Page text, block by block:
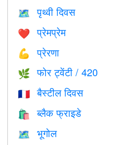
🗺️ पृथ्वी दिवस
❤️️ प्रेमप्रेम
💪 प्रेरणा
🌿 फोर ट्वेंटी / 420
🇫🇷 बैस्टील दिवस
🛍 ब्लैक फ्राइडे
🗺 भूगोल